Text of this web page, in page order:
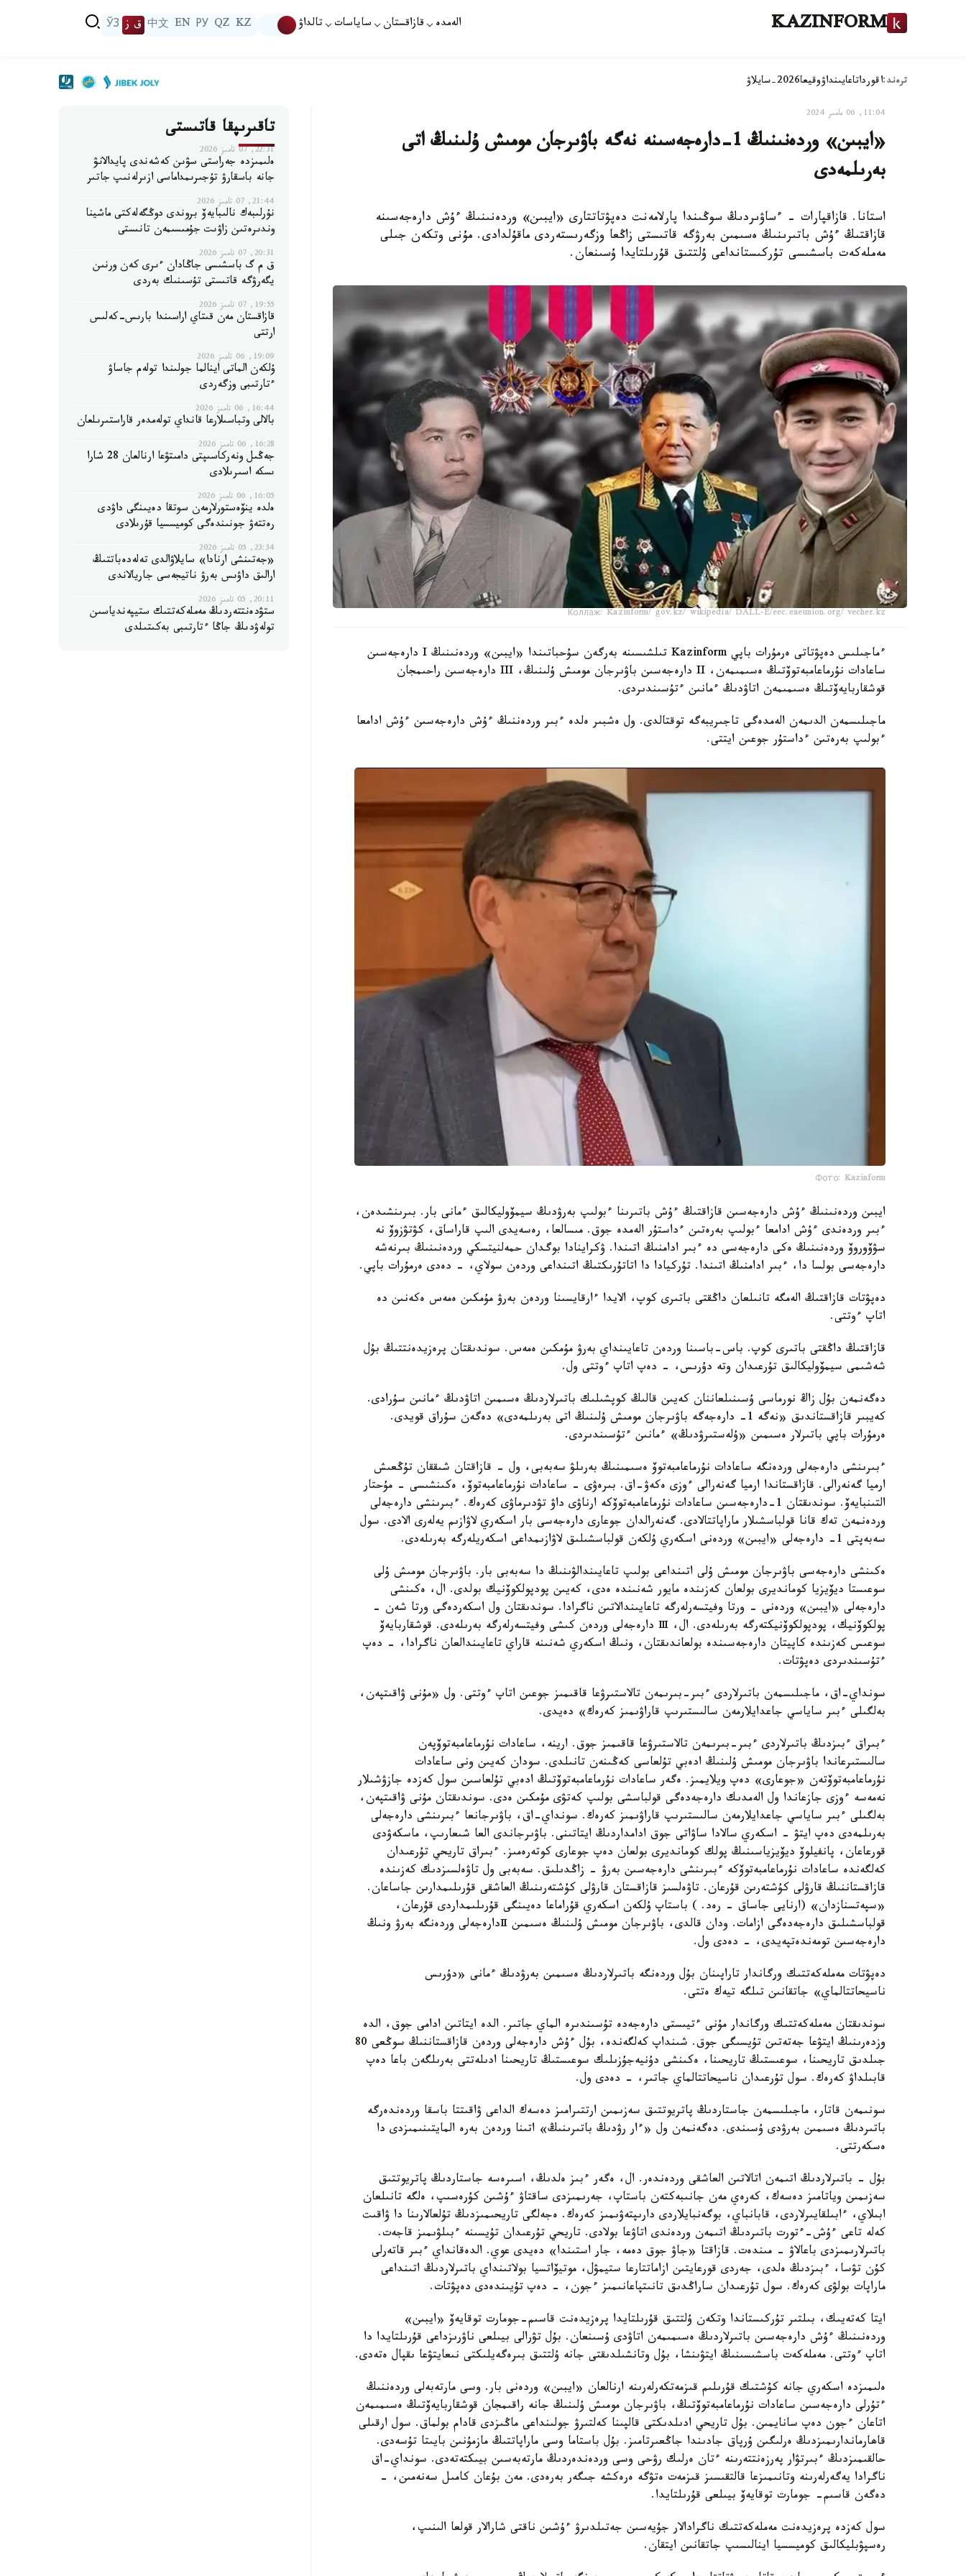
KAZINFORM الەمدە قازاقستان ساياسات تالداۋ KZ
QZ
РУ
EN
中文 ق ز ЎЗ
ترەند:اقورداتاعايىنداۋوقيعا2026-سايلاۋ
11:04, 06 مامىر 2024
«ايبىن» وردەنىنىڭ 1-دارەجەسىنە نەگە باۋىرجان مومىش ۇلىنىڭ اتى
بەرىلمەدى
استانا. قازاقپارات - ءساۋىردىڭ سوڭىندا پارلامەنت دەپۋتاتتارى «ايبىن» وردەنىنىڭ ءۇش دارەجەسىنە
قازاقتىڭ ءۇش باتىرىنىڭ ەسىمىن بەرۋگە قاتىستى زاڭعا وزگەرىستەردى ماقۇلدادى. مۇنى وتكەن جىلى
مەملەكەت باسشىسى تۇركىستانداعى ۇلتتىق قۇرىلتايدا ۇسىنعان.
Коллаж: Kazinform/ gov.kz/ wikipedia/ DALL·E/eec.eaeunion.org/ vecher.kz
ءماجىلىس دەپۋتاتى ەرمۇرات باپي Kazinform تىلشىسىنە بەرگەن سۇحباتىندا «ايبىن» وردەنىنىڭ I دارەجەسىن
ساعادات نۇرماعامبەتوۆتىڭ ەسىمىمەن، II دارەجەسىن باۋىرجان مومىش ۇلىنىڭ، III دارەجەسىن راحىمجان
قوشقاربايەۆتىڭ ەسىمىمەن اتاۋدىڭ ءمانىن ءتۇسىندىردى.
ماجىلىسمەن الدىمەن الەمدەگى تاجىريبەگە توقتالدى. ول ەشبىر ەلدە ءبىر وردەننىڭ ءۇش دارەجەسىن ءۇش ادامعا
ءبولىپ بەرەتىن ءداستۇر جوعىن ايتتى.
Фото: Kazinform
ايبىن وردەنىنىڭ ءۇش دارەجەسىن قازاقتىڭ ءۇش باتىرىنا ءبولىپ بەرۋدىڭ سيمۆوليكالىق ءمانى بار. بىرىنشىدەن،
ءبىر وردەندى ءۇش ادامعا ءبولىپ بەرەتىن ءداستۇر الەمدە جوق. مىسالعا، رەسەيدى الىپ قاراساق، كۋتۋزوۆ نە
سۋۆوروۆ وردەنىنىڭ ەكى دارەجەسى دە ءبىر ادامنىڭ اتىندا. ۋكراينادا بوگدان حمەلنيتسكي وردەنىنىڭ بىرنەشە
دارەجەسى بولسا دا، ءبىر ادامنىڭ اتىندا. تۇركيادا دا اتاتۇرىكتىڭ اتىنداعى وردەن سولاي، - دەدى ەرمۇرات باپي.
دەپۋتات قازاقتىڭ الەمگە تانىلعان داڭقتى باتىرى كوپ، الايدا ءارقايسىنا وردەن بەرۋ مۇمكىن ەمەس ەكەنىن دە
اتاپ ءوتتى.
قازاقتىڭ داڭقتى باتىرى كوپ. باس-باسىنا وردەن تاعايىنداي بەرۋ مۇمكىن ەمەس. سوندىقتان پرەزيدەنتتىڭ بۇل
شەشىمى سيمۆوليكالىق تۇرعىدان وتە دۇرىس، - دەپ اتاپ ءوتتى ول.
دەگەنمەن بۇل زاڭ نورماسى ۇسىنىلعاننان كەيىن قالىڭ كوپشىلىك باتىرلاردىڭ ەسىمىن اتاۋدىڭ ءمانىن سۇرادى.
كەيبىر قازاقستاندىق «نەگە 1- دارەجەگە باۋىرجان مومىش ۇلىنىڭ اتى بەرىلمەدى» دەگەن سۇراق قويدى.
ەرمۇرات باپي باتىرلار ەسىمىن «ۇلەستىرۋدىڭ» ءمانىن ءتۇسىندىردى.
ءبىرىنشى دارەجەلى وردەنگە ساعادات نۇرماعامبەتوۆ ەسىمىنىڭ بەرىلۋ سەبەبى، ول - قازاقتان شىققان تۇڭعىش
ارميا گەنەرالى. قازاقستاندا ارميا گەنەرالى ءوزى ەكەۋ-اق. بىرەۋى - ساعادات نۇرماعامبەتوۆ، ەكىنشىسى - مۇحتار
التىنبايەۆ. سوندىقتان 1-دارەجەسىن ساعادات نۇرماعامبەتوۆكە ارناۋى داۋ تۋدىرماۋى كەرەك. ءبىرىنشى دارەجەلى
وردەنمەن تەك قانا قولباسشىلار ماراپاتتالادى. گەنەرالدان جوعارى دارەجەسى بار اسكەري لاۋازىم يەلەرى الادى. سول
سەبەپتى 1- دارەجەلى «ايبىن» وردەنى اسكەري ۇلكەن قولباسشىلىق لاۋازىمداعى اسكەريلەرگە بەرىلەدى.
ەكىنشى دارەجەسى باۋىرجان مومىش ۇلى اتىنداعى بولىپ تاعايىندالۋىنىڭ دا سەبەبى بار. باۋىرجان مومىش ۇلى
سوعىستا ديۆيزيا كومانديرى بولعان كەزىندە مايور شەنىندە ەدى، كەيىن پودپولكوۆنيك بولدى. ال، ەكىنشى
دارەجەلى «ايبىن» وردەنى - ورتا وفيتسەرلەرگە تاعايىندالاتىن ناگرادا. سوندىقتان ول اسكەردەگى ورتا شەن -
پولكوۆنيك، پودپولكوۆنيكتەرگە بەرىلەدى. ال، Ⅲ دارەجەلى وردەن كىشى وفيتسەرلەرگە بەرىلەدى. قوشقاربايەۆ
سوعىس كەزىندە كاپيتان دارەجەسىندە بولعاندىقتان، ونىڭ اسكەري شەنىنە قاراي تاعايىندالعان ناگرادا، - دەپ
ءتۇسىندىردى دەپۋتات.
سونداي-اق، ماجىلىسمەن باتىرلاردى ءبىر-بىرىمەن تالاستىرۋعا قاقىمىز جوعىن اتاپ ءوتتى. ول «مۇنى ۋاقىتپەن،
بەلگىلى ءبىر ساياسي جاعدايلارمەن سالىستىرىپ قاراۋىمىز كەرەك» دەيدى.
ءبىراق ءبىزدىڭ باتىرلاردى ءبىر-بىرىمەن تالاستىرۋعا قاقىمىز جوق. ارينە، ساعادات نۇرماعامبەتوۆپەن
سالىستىرعاندا باۋىرجان مومىش ۇلىنىڭ ادەبي تۇلعاسى كەڭىنەن تانىلدى. سودان كەيىن ونى ساعادات
نۇرماعامبەتوۆتەن «جوعارى» دەپ ويلايمىز. ەگەر ساعادات نۇرماعامبەتوۆتىڭ ادەبي تۇلعاسىن سول كەزدە جازۋشىلار
نەمەسە ءوزى جازعاندا ول الەمدىك دارەجەدەگى قولباسشى بولىپ كەتۋى مۇمكىن ەدى. سوندىقتان مۇنى ۋاقىتپەن،
بەلگىلى ءبىر ساياسي جاعدايلارمەن سالىستىرىپ قاراۋىمىز كەرەك. سونداي-اق، باۋىرجانعا ءبىرىنشى دارەجەلى
بەرىلمەدى دەپ ايتۋ - اسكەري سالادا ساۋاتى جوق ادامداردىڭ ايتاتىنى. باۋىرجاندى العا شىعارىپ، ماسكەۋدى
قورعاعان، پانفيلوۆ ديۆيزياسىنىڭ پولك كومانديرى بولعان دەپ جوعارى كوتەرەمىز. ءبىراق تاريحي تۇرعىدان
كەلگەندە ساعادات نۇرماعامبەتوۆكە ءبىرىنشى دارەجەسىن بەرۋ - زاڭدىلىق. سەبەبى ول تاۋەلسىزدىك كەزىندە
قازاقستاننىڭ قارۋلى كۇشتەرىن قۇرعان. تاۋەلسىز قازاقستان قارۋلى كۇشتەرىنىڭ العاشقى قۇرىلىمدارىن جاساعان.
«سپەتسنازدان» (ارنايى جاساق - رەد. ) باستاپ ۇلكەن اسكەري قۇراماعا دەيىنگى قۇرىلىمداردى قۇرعان،
قولباسشىلىق دارەجەدەگى ازامات. ودان قالدى، باۋىرجان مومىش ۇلىنىڭ ەسىمىن Ⅱدارەجەلى وردەنگە بەرۋ ونىڭ
دارەجەسىن تومەندەتپەيدى، - دەدى ول.
دەپۋتات مەملەكەتتىك ورگاندار تاراپىنان بۇل وردەنگە باتىرلاردىڭ ەسىمىن بەرۋدىڭ ءمانى «دۇرىس
ناسيحاتتالماي» جاتقانىن تىلگە تيەك ەتتى.
سوندىقتان مەملەكەتتىك ورگاندار مۇنى ءتيىستى دارەجەدە تۇسىندىرە الماي جاتىر. الدە ايتاتىن ادامى جوق، الدە
وزدەرىنىڭ ايتۋعا جەتەتىن تۇيسىگى جوق. شىنداپ كەلگەندە، بۇل ءۇش دارەجەلى وردەن قازاقستاننىڭ سوڭعى 80
جىلدىق تاريحىنا، سوعىستىڭ تاريحىنا، ەكىنشى دۇنيەجۇزىلىك سوعىستىڭ تاريحىنا ادىلەتتى بەرىلگەن باعا دەپ
قابىلداۋ كەرەك. سول تۇرعىدان ناسيحاتتالماي جاتىر، - دەدى ول.
سونىمەن قاتار، ماجىلىسمەن جاستاردىڭ پاتريوتتىق سەزىمىن ارتتىرامىز دەسەك الداعى ۋاقىتتا باسقا وردەندەرگە
باتىردىڭ ەسىمىن بەرۋدى ۇسىندى. دەگەنمەن ول «ءار رۋدىڭ باتىرىنىڭ» اتىنا وردەن بەرە المايتىنىمىزدى دا
ەسكەرتتى.
بۇل - باتىرلاردىڭ اتىمەن اتالاتىن العاشقى وردەندەر. ال، ەگەر ءبىز ەلدىڭ، اسىرەسە جاستاردىڭ پاتريوتتىق
سەزىمىن وياتامىز دەسەك، كەرەي مەن جانىبەكتەن باستاپ، جەرىمىزدى ساقتاۋ ءۇشىن كۇرەسىپ، ەلگە تانىلعان
ابىلاي، ءابىلقايىرلاردى، قابانباي، بوگەنبايلاردى دارىپتەۋىمىز كەرەك. ەجەلگى تاريحىمىزدىڭ تۇلعالارىنا دا ۋاقىت
كەلە تاعى ءۇش-ءتورت باتىردىڭ اتىمەن وردەندى اتاۋعا بولادى. تاريحي تۇرعىدان تۇيسىنە ءبىلۋىمىز قاجەت.
باتىرلارىمىزدى باعالاۋ - مىندەت. قازاقتا «جاۋ جوق دەمە، جار استىندا» دەيدى عوي. الدەقانداي ءبىر قاتەرلى
كۇن تۋسا، ءبىزدىڭ ەلدى، جەردى قورعايتىن ازاماتتارعا ستيمۋل، موتيۆاتسيا بولاتىنداي باتىرلاردىڭ اتىنداعى
ماراپات بولۋى كەرەك. سول تۇرعىدان ساراڭدىق تانىتپاعانىمىز ءجون، - دەپ تۇيىندەدى دەپۋتات.
ايتا كەتەيىك، بىلتىر تۇركىستاندا وتكەن ۇلتتىق قۇرىلتايدا پرەزيدەنت قاسىم-جومارت توقايەۆ «ايبىن»
وردەنىنىڭ ءۇش دارەجەسىن باتىرلاردىڭ ەسىمىمەن اتاۋدى ۇسىنعان. بۇل تۋرالى بيىلعى ناۋرىزداعى قۇرىلتايدا دا
اتاپ ءوتتى. مەملەكەت باسشىسىنىڭ ايتۋىنشا، بۇل وتانشىلدىقتى جانە ۇلتتىق بىرەگەيلىكتى نىعايتۋعا ىقپال ەتەدى.
ەلىمىزدە اسكەري جانە كۇشتىك قۇرىلىم قىزمەتكەرلەرىنە ارنالعان «ايبىن» وردەنى بار. وسى مارتەبەلى وردەننىڭ
ءتۇرلى دارەجەسىن ساعادات نۇرماعامبەتوۆتىڭ، باۋىرجان مومىش ۇلىنىڭ جانە راقىمجان قوشقاربايەۆتىڭ ەسىمىمەن
اتاعان ءجون دەپ سانايمىن. بۇل تاريحي ادىلدىكتى قالپىنا كەلتىرۋ جولىنداعى ماڭىزدى قادام بولماق. سول ارقىلى
قاھارماندارىمىزدىڭ ەرلىگىن ۇرپاق جادىندا جاڭعىرتامىز. بۇل باستاما وسى ماراپاتتىڭ مازمۇنىن بايىتا تۇسەدى.
حالقىمىزدىڭ ءبىرتۋار پەرزەنتتەرىنە ءتان ەرلىك رۋحى وسى وردەندەردىڭ مارتەبەسىن بيىكتەتەدى. سونداي-اق
ناگرادا يەگەرلەرىنە وتانىمىزعا قالتقىسىز قىزمەت ەتۋگە ەرەكشە جىگەر بەرەدى. مەن بۇعان كامىل سەنەمىن، -
دەگەن قاسىم- جومارت توقايەۆ بيىلعى قۇرىلتايدا.
سول كەزدە پرەزيدەنت مەملەكەتتىك ناگرادالار جۇيەسىن جەتىلدىرۋ ءۇشىن ناقتى شارالار قولعا الىنىپ،
رەسپۋبليكالىق كوميسسيا اينالىسىپ جاتقانىن ايتقان.
تاقىرىپقا قاتىستى
22:31, 07 تامىز 2026
ەلىمىزدە جەراستى سۋىن كەشەندى پايدالانۋ
جانە باسقارۋ تۇجىرىمداماسى ازىرلەنىپ جاتىر
21:44, 07 تامىز 2026
نۇرلىبەك نالىبايەۆ بروندى دوڭگەلەكتى ماشينا
وندىرەتىن زاۋىت جۇمىسىمەن تانىستى
20:31, 07 تامىز 2026
ق م گ باسشىسى جاڭادان ءىرى كەن ورنىن
يگەرۋگە قاتىستى تۇسىنىك بەردى
19:55, 07 تامىز 2026
قازاقستان مەن قىتاي اراسىندا بارىس-كەلىس
ارتتى
19:09, 06 تامىز 2026
ۇلكەن الماتى اينالما جولىندا تولەم جاساۋ
ءتارتىبى وزگەردى
16:44, 06 تامىز 2026
بالالى وتباسىلارعا قانداي تولەمدەر قاراستىرىلعان
16:28, 06 تامىز 2026
جەڭىل ونەركاسىپتى دامىتۋعا ارنالعان 28 شارا
ىسكە اسىرىلادى
16:05, 06 تامىز 2026
ەلدە ينۆەستورلارمەن سوتقا دەيىنگى داۋدى
رەتتەۋ جونىندەگى كوميسسيا قۇرىلادى
23:34, 05 تامىز 2026
«جەتىنشى ارنادا» سايلاۋالدى تەلەدەباتتىڭ
ارالىق داۋىس بەرۋ ناتيجەسى جاريالاندى
20:11, 05 تامىز 2026
ستۋدەنتتەردىڭ مەملەكەتتىك ستيپەندياسىن
تولەۋدىڭ جاڭا ءتارتىبى بەكىتىلدى